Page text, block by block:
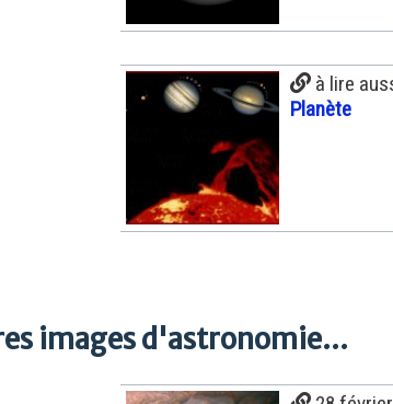
à lire
Planète
images d'astronomie...